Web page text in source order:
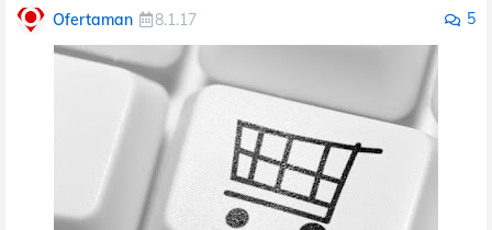
Ofertaman 8.1.17 5